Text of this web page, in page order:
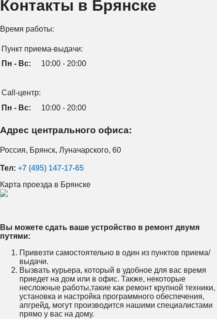
Контакты в Брянске
Время работы:
Пункт приема-выдачи:
Пн - Вс:
10:00 - 20:00
Call-центр:
Пн - Вс:
10:00 - 20:00
Адрес центрального офиса:
Россия, Брянск, Луначарского, 60
Тел: +7 (495) 147-17-65
Карта проезда в Брянске
Вы можете сдать ваше устройство в ремонт двумя
путями:
Привезти самостоятельно в один из пунктов приема/
выдачи.
Вызвать курьера, который в удобное для вас время
приедет на дом или в офис. Также, некоторые
несложные работы,такие как ремонт крупной техники,
установка и настройка программного обеспечения,
апгрейд, могут производится нашими специалистами
прямо у вас на дому.